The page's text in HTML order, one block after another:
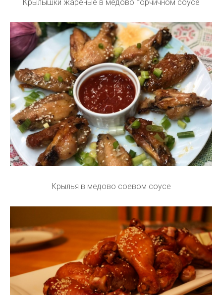
Крылышки жареные в медово горчичном соусе
Крылья в медово соевом соусе